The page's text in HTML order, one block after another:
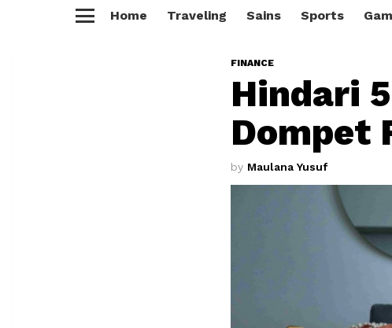
Home Traveling Sains Sports
FINANCE
Hindari
Dompet
by Maulana Yusuf